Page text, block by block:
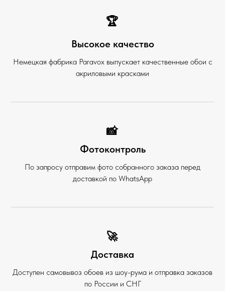
🏆
Высокое качество
Немецкая фабрика Paravox выпускает качественные обои с
акриловыми красками
📸
Фотоконтроль
По запросу отправим фото собранного заказа перед
доставкой по WhatsApp
🚀
Доставка
Доступен самовывоз обоев из шоу-рума и отправка заказов
по России и СНГ